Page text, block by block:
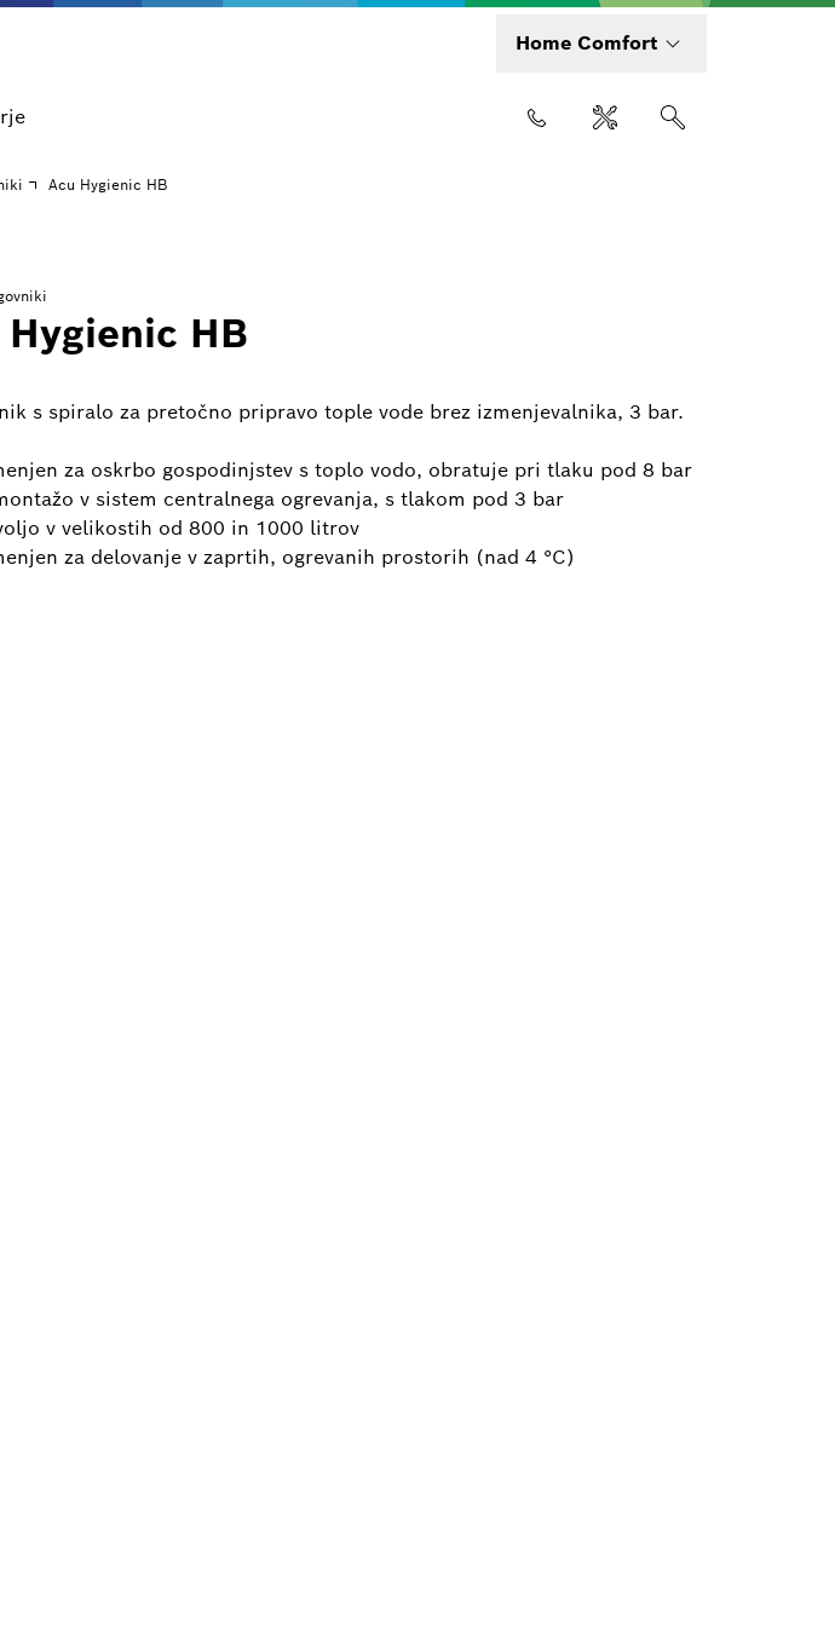
Home Comfort
Acu Hygienic HB
HB
s spiralo za pretočno pripravo tople vode brez izmenjevalnika, 3 bar.
za oskrbo gospodinjstev s toplo vodo, obratuje pri tlaku pod 8 bar
v sistem centralnega ogrevanja, s tlakom pod 3 bar
v velikostih od 800 in 1000 litrov
za delovanje v zaprtih, ogrevanih prostorih (nad 4 °C)